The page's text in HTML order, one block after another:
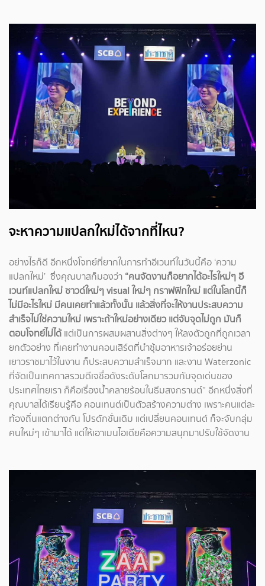
จะหาความแปลกใหม่ได้จากที่ไหน?
อย่างไรก็ดี อีกหนึ่งโจทย์ที่ยากในการทำอีเวนท์ในวันนี้คือ ‘ความ
แปลกใหม่’ ซึ่งคุณบาสก็มองว่า “คนจัดงานก็อยากได้อะไรใหม่ๆ อี
เวนท์แปลกใหม่ ซาวด์ใหม่ๆ visual ใหม่ๆ กราฟฟิกใหม่ แต่ในโลกนี้ก็
ไม่มีอะไรใหม่ มีคนเคยทำแล้วทั้งนั้น แล้วสิ่งที่จะให้งานประสบความ
สำเร็จไม่ใช่ความใหม่ เพราะถ้าใหม่อย่างเดียว แต่จับจุดไม่ถูก มันก็
ตอบโจทย์ไม่ได้แต่เป็นการผสมผสานสิ่งต่างๆ ให้ลงตัวถูกที่ถูกเวลา
ยกตัวอย่าง ที่เคยทำงานคอนเสิร์ตที่นำซุ้มอาหารเจ้าอร่อยย่าน
เยาวราชมาไว้ในงาน ก็ประสบความสำเร็จมาก และงาน Waterzonic
ที่จัดเป็นเทศกาลรวมดีเจชื่อดังระดับโลกมารวมกับจุดเด่นของ
ประเทศไทยเรา ก็คือเรื่องน้ำคลายร้อนในธีมสงกรานต์” อีกหนึ่งสิ่งที่
คุณบาสได้เรียนรู้คือ คอนเทนต์เป็นตัวสร้างความต่าง เพราะคนแต่ละ
ท้องถิ่นแตกต่างกัน โปรดักชั่นเดิม แต่เปลี่ยนคอนเทนต์ ก็จะจับกลุ่ม
คนใหม่ๆ เข้ามาได้ แต่ให้เอาเมนไอเดียคือความสนุกมาปรับใช้จัดงาน